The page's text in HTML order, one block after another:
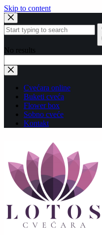
Skip to content
No results
Cvećara online
Buketi cveća
Flower box
Sobno cveće
Kontakt